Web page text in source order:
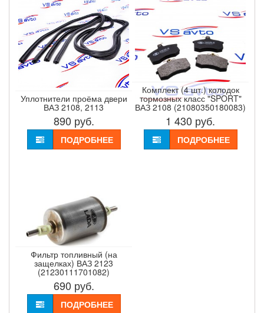
Уплотнители проёма двери
ВАЗ 2108, 2113
890 руб.
ПОДРОБНЕЕ
Комплект (4 шт.) колодок
тормозных класс "SPORT"
ВАЗ 2108 (21080350180083)
1 430 руб.
ПОДРОБНЕЕ
Фильтр топливный (на
защелках) ВАЗ 2123
(21230111701082)
690 руб.
ПОДРОБНЕЕ